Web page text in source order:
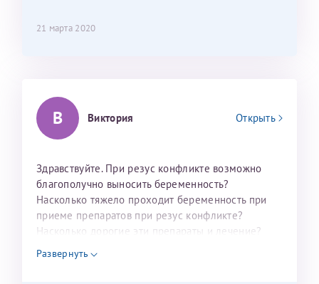
МЦРМ (тел 8-812-3271950).
21 марта 2020
В Виктория Открыть
Здравствуйте. При резус конфликте возможно
благополучно выносить беременность?
Насколько тяжело проходит беременность при
приеме препаратов при резус конфликте?
Насколько дорогие эти препараты и лечение?
Развернуть
ИНН Налогоплательщика*
налогоплательщика
2022
2023
2024
2025